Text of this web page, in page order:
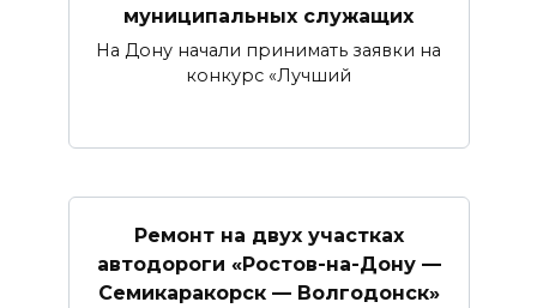
муниципальных служащих
На Дону начали принимать заявки на
конкурс «Лучший
Ремонт на двух участках
автодороги «Ростов-на-Дону —
Семикаракорск — Волгодонск»